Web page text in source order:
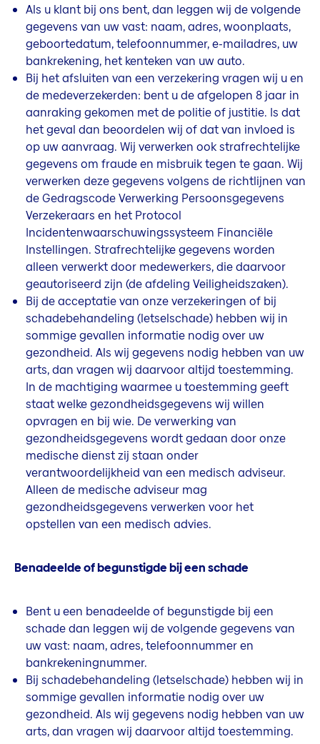
Als u klant bij ons bent, dan leggen wij de volgende
gegevens van uw vast: naam, adres, woonplaats,
geboortedatum, telefoonnummer, e-mailadres, uw
bankrekening, het kenteken van uw auto.
Bij het afsluiten van een verzekering vragen wij u en
de medeverzekerden: bent u de afgelopen 8 jaar in
aanraking gekomen met de politie of justitie. Is dat
het geval dan beoordelen wij of dat van invloed is
op uw aanvraag. Wij verwerken ook strafrechtelijke
gegevens om fraude en misbruik tegen te gaan. Wij
verwerken deze gegevens volgens de richtlijnen van
de Gedragscode Verwerking Persoonsgegevens
Verzekeraars en het Protocol
Incidentenwaarschuwingssysteem Financiële
Instellingen. Strafrechtelijke gegevens worden
alleen verwerkt door medewerkers, die daarvoor
geautoriseerd zijn (de afdeling Veiligheidszaken).
Bij de acceptatie van onze verzekeringen of bij
schadebehandeling (letselschade) hebben wij in
sommige gevallen informatie nodig over uw
gezondheid. Als wij gegevens nodig hebben van uw
arts, dan vragen wij daarvoor altijd toestemming.
In de machtiging waarmee u toestemming geeft
staat welke gezondheidsgegevens wij willen
opvragen en bij wie. De verwerking van
gezondheidsgegevens wordt gedaan door onze
medische dienst zij staan onder
verantwoordelijkheid van een medisch adviseur.
Alleen de medische adviseur mag
gezondheidsgegevens verwerken voor het
opstellen van een medisch advies.
Benadeelde of begunstigde bij een schade
Bent u een benadeelde of begunstigde bij een
schade dan leggen wij de volgende gegevens van
uw vast: naam, adres, telefoonnummer en
bankrekeningnummer.
Bij schadebehandeling (letselschade) hebben wij in
sommige gevallen informatie nodig over uw
gezondheid. Als wij gegevens nodig hebben van uw
arts, dan vragen wij daarvoor altijd toestemming.